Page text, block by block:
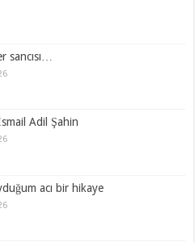
sancısı…
Adil Şahin
acı bir hikaye